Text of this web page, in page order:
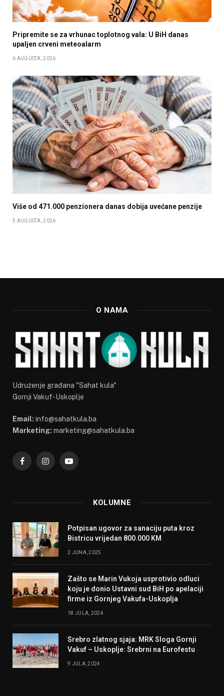
Pripremite se za vrhunac toplotnog vala: U BiH danas
upaljen crveni meteoalarm
6 AUGUSTA, 2026
Više od 471.000 penzionera danas dobija uvećane penzije
5 AUGUSTA, 2026
O NAMA
Udruženje građana "Sahat kula"
Gornji Vakuf-Uskoplje
Email: info@sahatkula.ba
Marketing: marketing@sahatkula.ba
FacebookInstagramYouTube
KOLUMNE
Potpisan ugovor za sanaciju puta kroz
Bistricu vrijedan 800.000 KM
2 JUNA, 2025
Zašto se Marin Vukoja usprotivio odluci
koju je donio Ustavni sud BiH po apelaciji
firme iz Gornjeg Vakufa-Uskoplja
18 JULA, 2024
Srebro zlatnog sjaja: MRK Sloga Gornji
Vakuf – Uskoplje: Srebrni na Eurofestu
9 JULA, 2024